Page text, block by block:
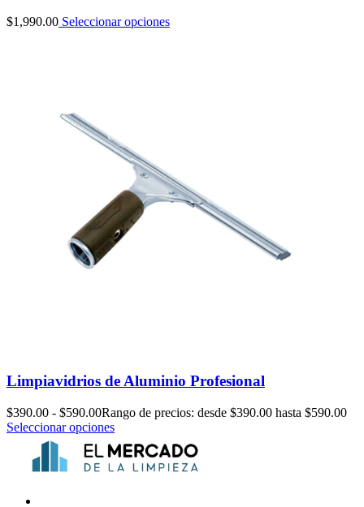
$1,990.00 Seleccionar opciones
Limpiavidrios de Aluminio Profesional
$390.00 - $590.00Rango de precios: desde $390.00 hasta $590.00
Seleccionar opciones